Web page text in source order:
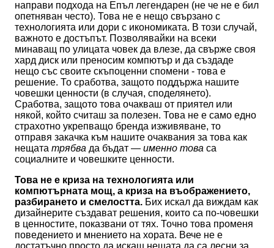
направи подхода на Епъл легендарен (не че не е бил
опетняван често). Това не е нещо свързано с
технологията или дори с икономиката. В този случай,
важното е достъпът. Позволявайки на всеки
минаващ по улицата човек да влезе, да свърже своя
хард диск или преносим компютър и да създаде
нещо със своите скъпоценни спомени - това е
решение. То сработва, защото поддържа нашите
човешки ценности (в случая, споделянето).
Сработва, защото това очакваш от приятел или
някой, който считаш за полезен. Това не е само едно
страхотно укрепващо бренда изживяване, то
отправя закачка към нашите очаквания за това как
нещата трябва да бъдат — именно това са
социалните и човешките ценности.
Това не е криза на технологията или
компютърната мощ, а криза на въображението,
разбирането и смелостта. Бих искал да виждам как
дизайнерите създават решения, които са по-човешки
в ценностите, показвани от тях. Точно това променя
поведението и мнението на хората. Вече не е
достатъчно просто да искаш нещата да са лесни за